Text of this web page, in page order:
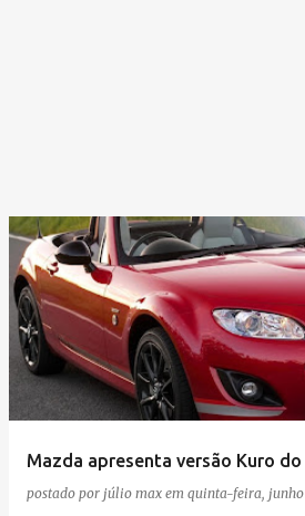
Mazda apresenta versão Kuro do
postado por júlio max em quinta-feira, junho